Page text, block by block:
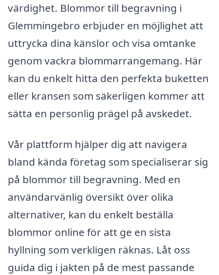
värdighet. Blommor till begravning i
Glemmingebro erbjuder en möjlighet att
uttrycka dina känslor och visa omtanke
genom vackra blommarrangemang. Här
kan du enkelt hitta den perfekta buketten
eller kransen som säkerligen kommer att
sätta en personlig prägel på avskedet.
Vår plattform hjälper dig att navigera
bland kända företag som specialiserar sig
på blommor till begravning. Med en
användarvänlig översikt över olika
alternativer, kan du enkelt beställa
blommor online för att ge en sista
hyllning som verkligen räknas. Låt oss
guida dig i jakten på de mest passande